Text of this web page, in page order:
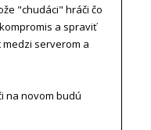
"chudáci" hráči čo
a spraviť
serverom a
na novom budú